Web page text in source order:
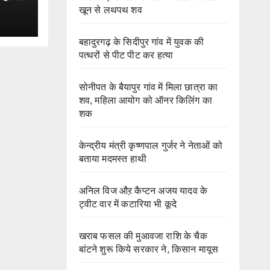
खून से लथपथ शव
बहादुरगढ़ के सिदीपुर गांव में युवक की
पत्थरों से पीट पीट कर हत्या
सोनीपत के बैयापुर गांव में मिला छात्रा का
शव, महिला आयोग को ऑनर किलिंग का
शक
केन्द्रीय मंत्री कृष्णपाल गुर्जर ने नेताओं को
बताया मदमस्त हाथी
अनिल विज औऱ कैप्टन अजय यादव के
ट्वीट वार में कटारिया भी कूदे
खराब फसल की मुआवजा राशि के चैक
बांटने शुरू किये सरकार ने, किसान मायूस